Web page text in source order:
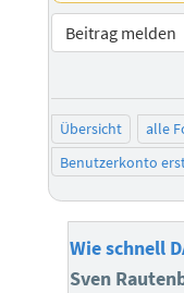
Beitrag melden
Übersicht alle
Benutzerkonto
Wie schnell
Sven